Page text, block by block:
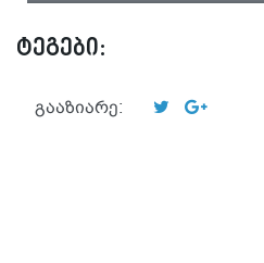
ტეგები:
გააზიარე: